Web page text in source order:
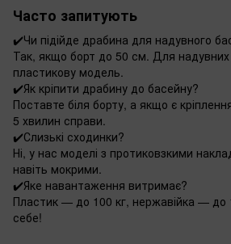
Часто запитують
✔️Чи підійде драбина для надувного
Так, якщо борт до 50 см. Для надувних
пластикову модель.
✔️Як кріпити драбину до басейну?
Поставте біля борту, а якщо є
5 хвилин справи.
✔️Слизькі сходинки?
Ні, у нас моделі з протиковзкими
навіть мокрими.
✔️Яке навантаження витримає?
Пластик — до 100 кг, нержавійка — до
себе!